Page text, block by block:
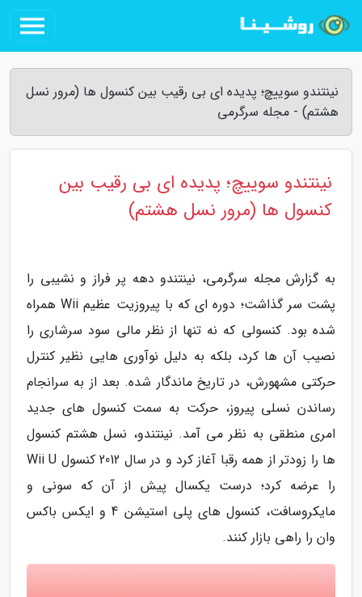
نینتندو سوییچ؛ پدیده ای بی رقیب بین کنسول ها (مرور نسل
هشتم) - مجله سرگرمی
نینتندو سوییچ؛ پدیده ای بی رقیب بین
کنسول ها (مرور نسل هشتم)
به گزارش مجله سرگرمی، نینتندو دهه پر فراز و نشیبی را
پشت سر گذاشت؛ دوره ای که با پیروزیت عظیم Wii همراه
شده بود. کنسولی که نه تنها از نظر مالی سود سرشاری را
نصیب آن ها کرد، بلکه به دلیل نوآوری هایی نظیر کنترل
حرکتی مشهورش، در تاریخ ماندگار شده. بعد از به سرانجام
رساندن نسلی پیروز، حرکت به سمت کنسول های جدید
امری منطقی به نظر می آمد. نینتندو، نسل هشتم کنسول
ها را زودتر از همه رقبا آغاز کرد و در سال 2012 کنسول Wii U
را عرضه کرد؛ درست یکسال پیش از آن که سونی و
مایکروسافت، کنسول های پلی استیشن 4 و ایکس باکس
وان را راهی بازار کنند.